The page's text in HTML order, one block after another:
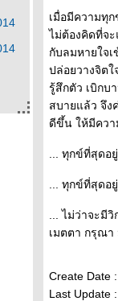
เมื่อมีความทุ
ไม่ต้องคิดที่จ
กับลมหายใจ
ปล่อยวางจิต
รู้สึกตัว เบิกบ
สบายแล้ว จึง
ดีขึ้น ให้มีควา
... ทุกข์ที่สุดอ
... ทุกข์ที่สุด
... ไม่ว่าจะมี
เมตตา กรุณา
Create Date
Last Update